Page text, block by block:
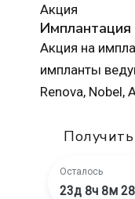
Акция
Акция на
импланты
Renova, Nobel,
Осталось
23д 8ч 8м